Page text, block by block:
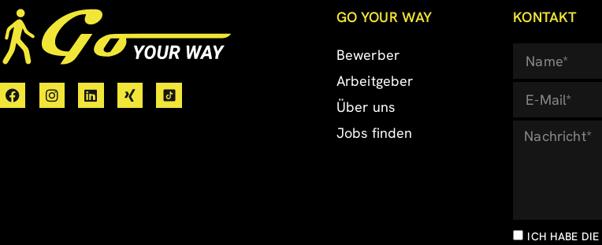
GO YOUR WAY
Bewerber
Arbeitgeber
Über uns
Jobs finden
KONTAKT
ICH HABE DIE